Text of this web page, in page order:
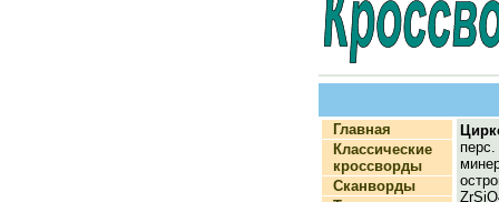
Главная
Классические
кроссворды
Сканворды